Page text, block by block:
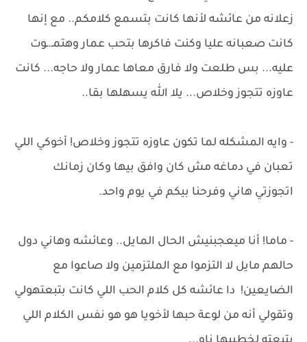
زعلانه من عائشه لأنها كانت بتسمع كلامكم.. مع إنها
كانت صعبانه عليا وكنت فاكرها بتحب عمار وهتمـ.ـوت
عليه... بس طلعت ولا فارق معاها عمار ولا حاجه... كانت
عاوزه تتجوز وخلاص... يلا الله يسهلها بقا..
- وايه المشكله لما تكون عاوزه تتجوز وخلاص! أخوكي اللي
تعبان في دماغه مش كان وافق بيها وكان زمانك
اتجوزتي هاني وفرحنا بيكم في يوم واحد.
- ماما! أنا ميعجبنيش الحال المايل.. وعائشه وهاني دول
حالهم مايل لا التزموا مع الملتزمين ولا صاعوا مع
الضايعين! دا عائشه كل كلام الحب اللي كانت بتبعتهولي
وتقولي أنه من لوعة حبها لأخويا هو هو نفس الكلام اللي